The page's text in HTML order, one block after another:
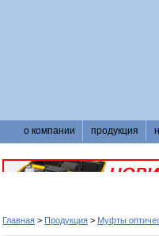
о компании продукция
Главная > Продукция > Муфты